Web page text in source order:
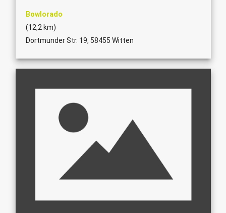
Bowlorado
(12,2 km)
Dortmunder Str. 19, 58455 Witten